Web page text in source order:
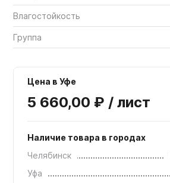
Влагостойкость
Группа
Цена в Уфе
5 660,00 ₽ / лист
Наличие товара в городах
Челябинск
Уфа